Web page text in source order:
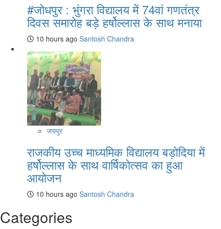
#जोधपुर : भुंगरा विद्यालय में 74वां गणतंत्र
दिवस समारोह बड़े हर्षोल्लास के साथ मनाया
10 hours ago Santosh Chandra
जयपुर
राजकीय उच्च माध्यमिक विद्यालय बड़ोदिया में
हर्षोल्लास के साथ वार्षिकोत्सव का हुआ
आयोजन
10 hours ago Santosh Chandra
Categories